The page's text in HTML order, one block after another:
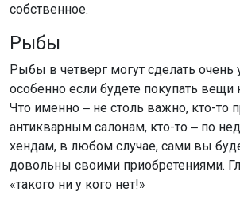
собственное.
Рыбы
Рыбы в четверг могут сделать очень
особенно если будете покупать вещи
Что именно ‒ не столь важно, кто-то
антикварным салонам, кто-то ‒ по
хендам, в любом случае, сами вы
довольны своими приобретениями.
«такого ни у кого нет!»